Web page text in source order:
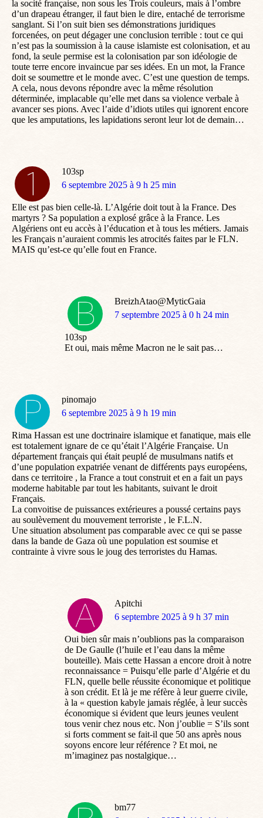
la socité française, non sous les Trois couleurs, mais à l’ombre
d’un drapeau étranger, il faut bien le dire, entaché de terrorisme
sanglant. Si l’on suit bien ses démonstrations juridiques
forcenées, on peut dégager une conclusion terrible : tout ce qui
n’est pas la soumission à la cause islamiste est colonisation, et au
fond, la seule permise est la colonisation par son idéologie de
toute terre encore invaincue par ses idées. En un mot, la France
doit se soumettre et le monde avec. C’est une question de temps.
A cela, nous devons répondre avec la même résolution
déterminée, implacable qu’elle met dans sa violence verbale à
avancer ses pions. Avec l’aide d’idiots utiles qui ignorent encore
que les amputations, les lapidations seront leur lot de demain…
103sp
dit
6 septembre 2025 à 9 h 25 min
Elle est pas bien celle-là. L’Algérie doit tout à la France. Des
martyrs ? Sa population a explosé grâce à la France. Les
Algériens ont eu accès à l’éducation et à tous les métiers. Jamais
les Français n’auraient commis les atrocités faites par le FLN.
MAIS qu’est-ce qu’elle fout en France.
BreizhAtao@MyticGaia
dit
7 septembre 2025 à 0 h 24 min
103sp
Et oui, mais même Macron ne le sait pas…
pinomajo
dit
6 septembre 2025 à 9 h 19 min
Rima Hassan est une doctrinaire islamique et fanatique, mais elle
est totalement ignare de ce qu’était l’Algérie Française. Un
département français qui était peuplé de musulmans natifs et
d’une population expatriée venant de différents pays européens,
dans ce territoire , la France a tout construit et en a fait un pays
moderne habitable par tout les habitants, suivant le droit
Français.
La convoitise de puissances extérieures a poussé certains pays
au soulèvement du mouvement terroriste , le F.L.N.
Une situation absolument pas comparable avec ce qui se passe
dans la bande de Gaza où une population est soumise et
contrainte à vivre sous le joug des terroristes du Hamas.
Apitchi
dit
6 septembre 2025 à 9 h 37 min
Oui bien sûr mais n’oublions pas la comparaison
de De Gaulle (l’huile et l’eau dans la même
bouteille). Mais cette Hassan a encore droit à notre
reconnaissance = Puisqu’elle parle d’Algérie et du
FLN, quelle belle réussite économique et politique
à son crédit. Et là je me réfère à leur guerre civile,
à la « question kabyle jamais réglée, à leur succès
économique si évident que leurs jeunes veulent
tous venir chez nous etc. Non j’oublie = S’ils sont
si forts comment se fait-il que 50 ans après nous
soyons encore leur référence ? Et moi, ne
m’imaginez pas nostalgique…
bm77